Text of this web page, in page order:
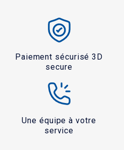
Paiement sécurisé 3D
secure
Une équipe à votre
service